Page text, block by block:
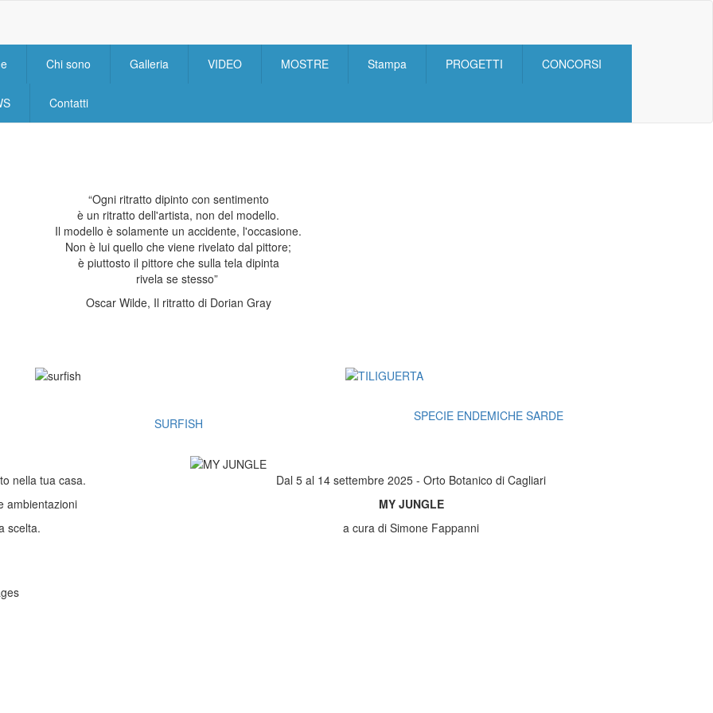
Chi sono Galleria VIDEO MOSTRE Stampa PROGETTI CONCORSI
Contatti
“Ogni ritratto dipinto con sentimento
è un ritratto dell'artista, non del modello.
Il modello è solamente un accidente, l'occasione.
Non è lui quello che viene rivelato dal pittore;
è piuttosto il pittore che sulla tela dipinta
rivela se stesso”
Oscar Wilde, Il ritratto di Dorian Gray
SURFISH SPECIE ENDEMICHE SARDE
tua casa.
ambientazioni
scelta.
Dal 5 al 14 settembre 2025 - Orto Botanico di Cagliari
MY JUNGLE
a cura di Simone Fappanni